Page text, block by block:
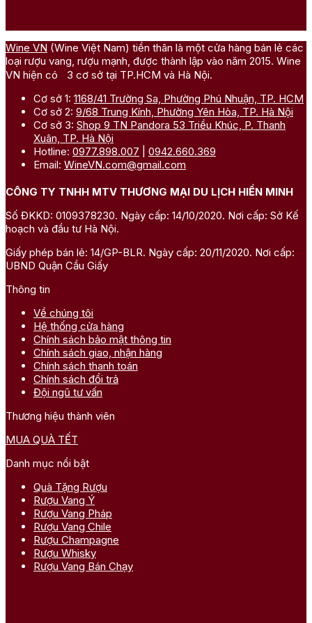
Wine VN (Wine Việt Nam) tiền thân là một cửa hàng bán lẻ các
loại rượu vang, rượu mạnh, được thành lập vào năm 2015. Wine
VN hiện có 3 cơ sở tại TP.HCM và Hà Nội.
Cơ sở 1: 1168/41 Trường Sa, Phường Phú Nhuận, TP. HCM
Cơ sở 2: 9/68 Trung Kính, Phường Yên Hòa, TP. Hà Nội
Cơ sở 3: Shop 9 TN Pandora 53 Triều Khúc, P. Thanh
Xuân, TP. Hà Nội
Hotline: 0977.898.007
0942.660.369
Email: WineVN.com@gmail.com
CÔNG TY TNHH MTV THƯƠNG MẠI DU LỊCH HIỀN MINH
Số ĐKKD: 0109378230. Ngày cấp: 14/10/2020. Nơi cấp: Sở Kế
hoạch và đầu tư Hà Nội.
Giấy phép bán lẻ: 14/GP-BLR. Ngày cấp: 20/11/2020. Nơi cấp:
UBND Quận Cầu Giấy
Thông tin
Về chúng tôi
Hệ thống cửa hàng
Chính sách bảo mật thông tin
Chính sách giao, nhận hàng
Chính sách thanh toán
Chính sách đổi trả
Đội ngũ tư vấn
Thương hiệu thành viên
MUA QUÀ TẾT
Danh mục nổi bật
Quà Tặng Rượu
Rượu Vang Ý
Rượu Vang Pháp
Rượu Vang Chile
Rượu Champagne
Rượu Whisky
Rượu Vang Bán Chạy